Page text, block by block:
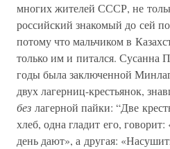
многих жителей СССР, не
российский знакомый до сей
потому что мальчиком в
только им и питался. Сусанна
годы была заключенной
двух лагерниц-крестьянок,
без лагерной пайки: “Две
хлеб, одна гладит его,
день дают», а другая: